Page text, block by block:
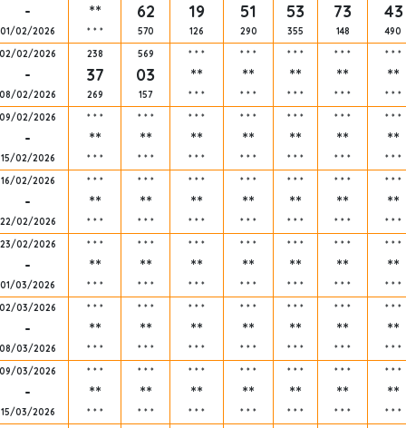
-
01/02/2026
**
* * *
62
570
19
126
51
290
53
355
73
148
43
490
02/02/2026
-
08/02/2026
238
37
269
569
03
157
* * *
**
* * *
* * *
**
* * *
* * *
**
* * *
* * *
**
* * *
* * *
**
* * *
09/02/2026
-
15/02/2026
* * *
**
* * *
* * *
**
* * *
* * *
**
* * *
* * *
**
* * *
* * *
**
* * *
* * *
**
* * *
* * *
**
* * *
16/02/2026
-
22/02/2026
* * *
**
* * *
* * *
**
* * *
* * *
**
* * *
* * *
**
* * *
* * *
**
* * *
* * *
**
* * *
* * *
**
* * *
23/02/2026
-
01/03/2026
* * *
**
* * *
* * *
**
* * *
* * *
**
* * *
* * *
**
* * *
* * *
**
* * *
* * *
**
* * *
* * *
**
* * *
02/03/2026
-
08/03/2026
* * *
**
* * *
* * *
**
* * *
* * *
**
* * *
* * *
**
* * *
* * *
**
* * *
* * *
**
* * *
* * *
**
* * *
09/03/2026
-
15/03/2026
* * *
**
* * *
* * *
**
* * *
* * *
**
* * *
* * *
**
* * *
* * *
**
* * *
* * *
**
* * *
* * *
**
* * *